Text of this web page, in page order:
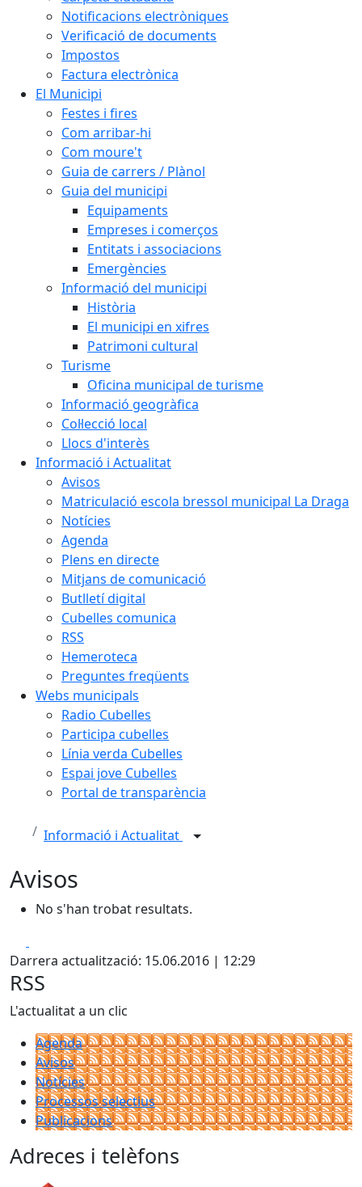
Notificacions electròniques
Verificació de documents
Impostos
Factura electrònica
El Municipi
Festes i fires
Com arribar-hi
Com moure't
Guia de carrers / Plànol
Guia del municipi
Equipaments
Empreses i comerços
Entitats i associacions
Emergències
Informació del municipi
Història
El municipi en xifres
Patrimoni cultural
Turisme
Oficina municipal de turisme
Informació geogràfica
Col·lecció local
Llocs d'interès
Informació i Actualitat
Avisos
Matriculació escola bressol municipal La Draga
Notícies
Agenda
Plens en directe
Mitjans de comunicació
Butlletí digital
Cubelles comunica
RSS
Hemeroteca
Preguntes freqüents
Webs municipals
Radio Cubelles
Participa cubelles
Línia verda Cubelles
Espai jove Cubelles
Portal de transparència
Informació i Actualitat
Avisos
No s'han trobat resultats.
Darrera actualització: 15.06.2016 | 12:29
RSS
L'actualitat a un clic
Agenda
Avisos
Notícies
Processos selectius
Publicacions
Adreces i telèfons